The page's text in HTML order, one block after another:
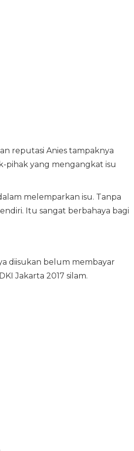
reputasi Anies tampaknya
pihak yang mengangkat isu
melemparkan isu. Tanpa
Itu sangat berbahaya bagi
diisukan belum membayar
Jakarta 2017 silam.